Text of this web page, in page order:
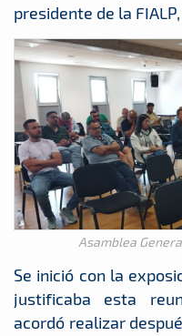
presidente de la
Asamblea
Se inició con la
justificaba esta
acordó realizar